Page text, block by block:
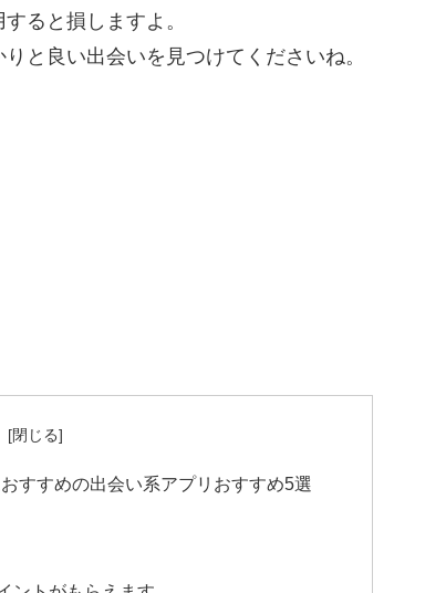
ると損しますよ。
と良い出会いを見つけてくださいね。
すすめの出会い系アプリおすすめ5選